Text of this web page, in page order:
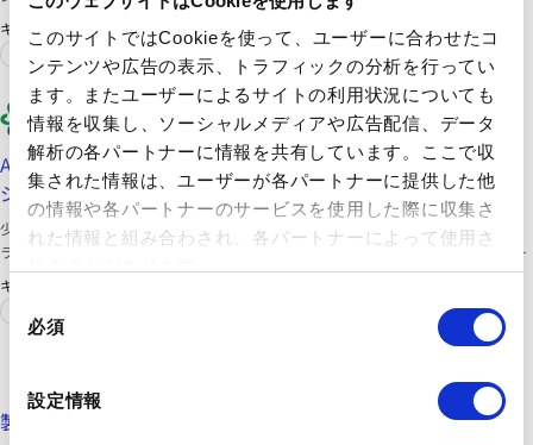
このサイトではCookieを使って、ユーザーに合わせたコ
ンテンツや広告の表示、トラフィックの分析を行ってい
ます。またユーザーによるサイトの利用状況についても
情報を収集し、ソーシャルメディアや広告配信、データ
解析の各パートナーに情報を共有しています。ここで収
集された情報は、ユーザーが各パートナーに提供した他
の情報や各パートナーのサービスを使用した際に収集さ
れた情報と組み合わされ、各パートナーによって使用さ
択
必須
設定情報
キーワード
自動車
シート
三洋化成工業株式会社
https://solutions.sanyo-chemical.co.jp/products/functive/
ABS樹脂向け耐薬品性向上剤『ファンクティブ』紹介ペー
ジ
少量添加でABS樹脂の耐薬性を向上させ、各種薬品によるプラスチック劣化ト
ラブルを解決。 ①ABS樹脂の耐薬性の向上：消毒用エタノールから、活性剤入
りの薬剤、ガソリンまで、ラインナップの選定と組み合わせにより、ターゲッ
トに応じた耐薬性向上組成を提案いたします。 ②少量添加で効果を発現、樹
脂物性を低下させない：数％の少量添加で効果を発揮するため樹脂物性をほと
んど低下させず、安心してお使いいただけます。 ③透明ABSやABS/PCアロイ
い頂けます。
キーワード
https://www.sanyo-chemical.co.jp/products/424/
製品詳細｜ペレスタット NC6321｜三洋化成工業株式会社